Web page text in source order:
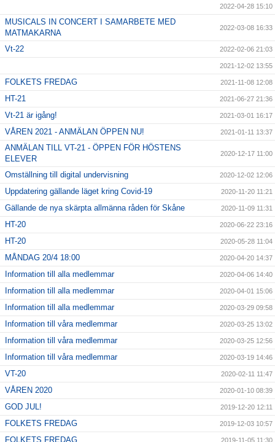
2022-04-28 15:10
MUSICALS IN CONCERT I SAMARBETE MED
MATMAKARNA
2022-03-08 16:33
Vt-22 2022-02-06 21:03
2021-12-02 13:55
FOLKETS FREDAG 2021-11-08 12:08
HT-21 2021-06-27 21:36
Vt-21 är igång! 2021-03-01 16:17
VÅREN 2021 - ANMÄLAN ÖPPEN NU! 2021-01-11 13:37
ANMÄLAN TILL VT-21 - ÖPPEN FÖR HÖSTENS
ELEVER
2020-12-17 11:00
Omställning till digital undervisning 2020-12-02 12:06
Uppdatering gällande läget kring Covid-19 2020-11-20 11:21
Gällande de nya skärpta allmänna råden för Skåne 2020-11-09 11:31
HT-20 2020-06-22 23:16
HT-20 2020-05-28 11:04
MÅNDAG 20/4 18:00 2020-04-20 14:37
Information till alla medlemmar 2020-04-06 14:40
Information till alla medlemmar 2020-04-01 15:06
Information till alla medlemmar 2020-03-29 09:58
Information till våra medlemmar 2020-03-25 13:02
Information till våra medlemmar 2020-03-25 12:56
Information till våra medlemmar 2020-03-19 14:46
VT-20 2020-02-11 11:47
VÅREN 2020 2020-01-10 08:39
GOD JUL! 2019-12-20 12:11
FOLKETS FREDAG 2019-12-03 10:57
FOLKETS FREDAG 2019-11-05 11:30